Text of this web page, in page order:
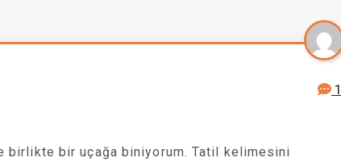
1
birlikte bir uçağa biniyorum. Tatil kelimesini